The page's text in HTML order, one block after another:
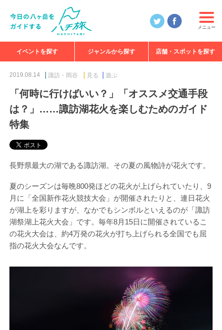
メニュー
イベントを探す ジャンルから探す 店舗・スポットを探す
2019.08.14 諏訪・岡谷 見る 遊ぶ
「何時に行けばいい？」「オススメ交通手段
は？」……諏訪湖花火を楽しむためのガイド
特集
長野県最大の湖である諏訪湖。その夏の風物詩が花火です。
夏のシーズンは毎晩800発ほどの花火が上げられていたり、9
月に「全国新作花火競技大会」が開催されたりと、連日花火
が湖上を彩りますが、なかでもシンボルといえるのが「諏訪
湖祭湖上花火大会」です。毎年8月15日に開催されているこ
の花火大会は、約4万発の花火が打ち上げられる全国でも屈
指の花火大会なんです。